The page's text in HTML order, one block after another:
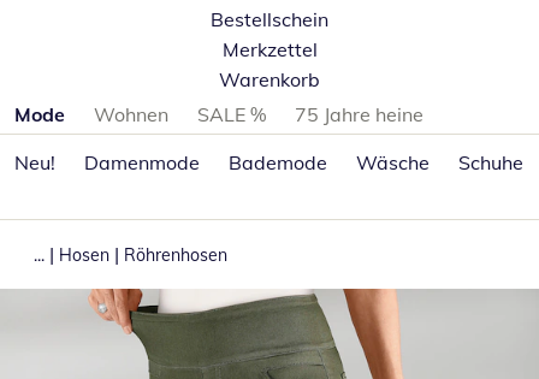
Bestellschein
Merkzettel
Warenkorb
Produktkategorien überspringen
Mode Wohnen SALE %
75 Jahre heine
Neu!
Damenmode Bademode Wäsche Schuhe
... | Hosen | Röhrenhosen